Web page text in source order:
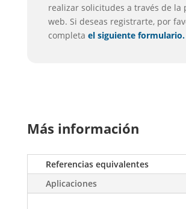
realizar solicitudes a través de la
web. Si deseas registrarte, por
completa el siguiente formulario.
Más información
Referencias equivalentes
Aplicaciones